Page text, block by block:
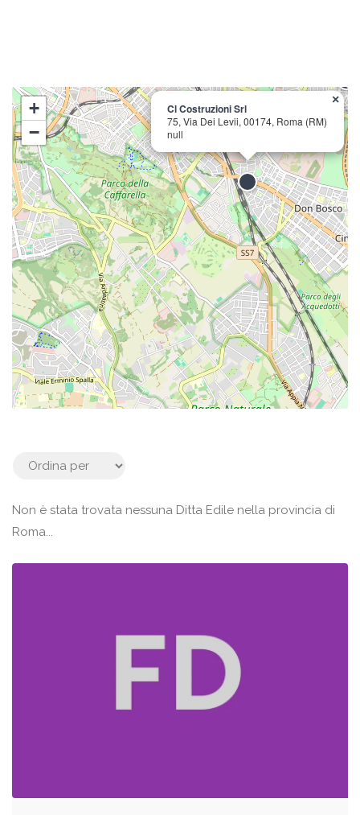
Cl Costruzioni Srl
75, Via Dei Levii, 00174, Roma (RM)
null
×
+
−
Non è stata trovata nessuna Ditta Edile nella provincia di
Roma...